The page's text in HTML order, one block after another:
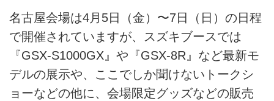
名古屋会場は4月5日（金）〜7日（日）の日程
で開催されていますが、スズキブースでは
『GSX-S1000GX』や『GSX-8R』など最新モ
デルの展示や、ここでしか聞けないトークシ
ョーなどの他に、会場限定グッズなどの販売